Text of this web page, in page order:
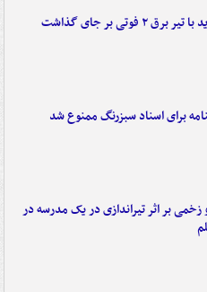
۲ فوتی بر جای گذاشت
برای اسناد سبزرنگ ممنوع شد
و زخمی بر اثر تیراندازی در یک مدرسه در